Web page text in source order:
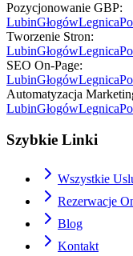
Pozycjonowanie GBP:
LubinGłogówLegnica
Tworzenie Stron:
LubinGłogówLegnica
SEO On-Page:
LubinGłogówLegnica
Automatyzacja
LubinGłogówLegnica
Szybkie Linki
Wszystkie
Rezerwacje
Blog
Kontakt